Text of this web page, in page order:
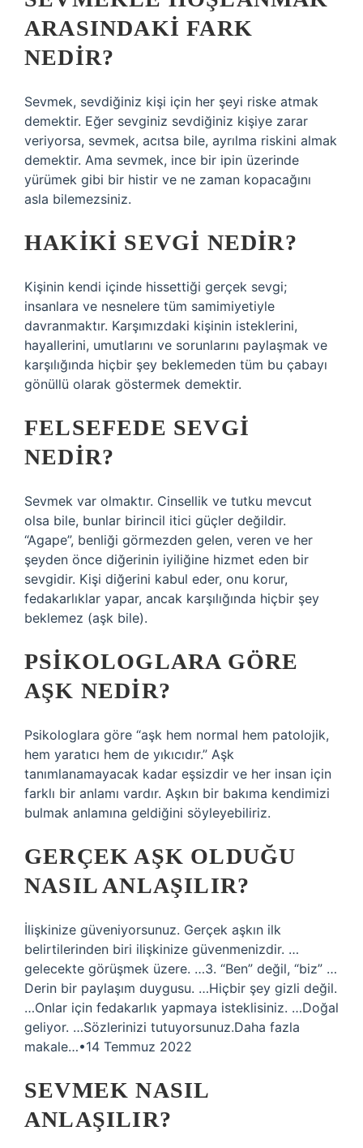
ARASINDAKI FARK
NEDIR?
Sevmek, sevdiğiniz kişi için her şeyi riske atmak
demektir. Eğer sevginiz sevdiğiniz kişiye zarar
veriyorsa, sevmek, acıtsa bile, ayrılma riskini almak
demektir. Ama sevmek, ince bir ipin üzerinde
yürümek gibi bir histir ve ne zaman kopacağını
asla bilemezsiniz.
HAKIKI SEVGI NEDIR?
Kişinin kendi içinde hissettiği gerçek sevgi;
insanlara ve nesnelere tüm samimiyetiyle
davranmaktır. Karşımızdaki kişinin isteklerini,
hayallerini, umutlarını ve sorunlarını paylaşmak ve
karşılığında hiçbir şey beklemeden tüm bu çabayı
gönüllü olarak göstermek demektir.
FELSEFEDE SEVGI
NEDIR?
Sevmek var olmaktır. Cinsellik ve tutku mevcut
olsa bile, bunlar birincil itici güçler değildir.
“Agape”, benliği görmezden gelen, veren ve her
şeyden önce diğerinin iyiliğine hizmet eden bir
sevgidir. Kişi diğerini kabul eder, onu korur,
fedakarlıklar yapar, ancak karşılığında hiçbir şey
beklemez (aşk bile).
PSIKOLOGLARA GÖRE
AŞK NEDIR?
Psikologlara göre “aşk hem normal hem patolojik,
hem yaratıcı hem de yıkıcıdır.” Aşk
tanımlanamayacak kadar eşsizdir ve her insan için
farklı bir anlamı vardır. Aşkın bir bakıma kendimizi
bulmak anlamına geldiğini söyleyebiliriz.
GERÇEK AŞK OLDUĞU
NASIL ANLAŞILIR?
İlişkinize güveniyorsunuz. Gerçek aşkın ilk
belirtilerinden biri ilişkinize güvenmenizdir. …
gelecekte görüşmek üzere. …3. “Ben” değil, “biz” …
Derin bir paylaşım duygusu. …Hiçbir şey gizli değil.
…Onlar için fedakarlık yapmaya isteklisiniz. …Doğal
geliyor. …Sözlerinizi tutuyorsunuz.Daha fazla
makale…•14 Temmuz 2022
SEVMEK NASIL
ANLAŞILIR?